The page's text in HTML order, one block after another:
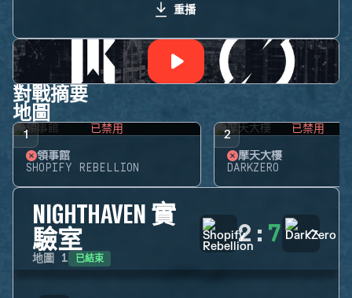
重播
對戰摘要
地圖
1 已禁用
領事館
SHOPIFY REBELLION
2 已禁用
摩天大樓
DARKZERO
NIGHTHAVEN 實
驗室
地圖 1 已結束
2 : 7